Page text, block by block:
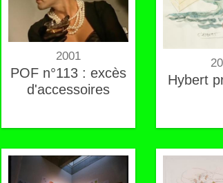
2001
POF n°113 : excès
d'accessoires
Hybert